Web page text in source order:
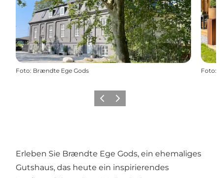
Foto: Brændte Ege Gods Foto:
ZurückWeiter
Erleben Sie Brændte Ege Gods, ein ehemaliges
Gutshaus, das heute ein inspirierendes